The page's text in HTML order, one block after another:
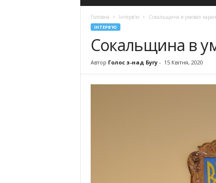
Головна Інтерв'ю Сокальщина в умовах
ІНТЕРВ'Ю
Сокальщина в
Автор Голос з-над Бугу- 15 Квітня, 2020